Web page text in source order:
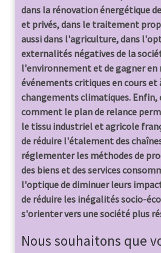
dans la rénovation énergétique
et privés, dans le traitement
aussi dans l'agriculture, dans
externalités négatives de la
l'environnement et de gagner en
événements critiques en cours et
changements climatiques. Enfin,
comment le plan de relance
le tissu industriel et agricole
de réduire l'étalement des
réglementer les méthodes de
des biens et des services
l'optique de diminuer leurs
de réduire les inégalités socio-
s'orienter vers une société plus
Nous souhaitons que